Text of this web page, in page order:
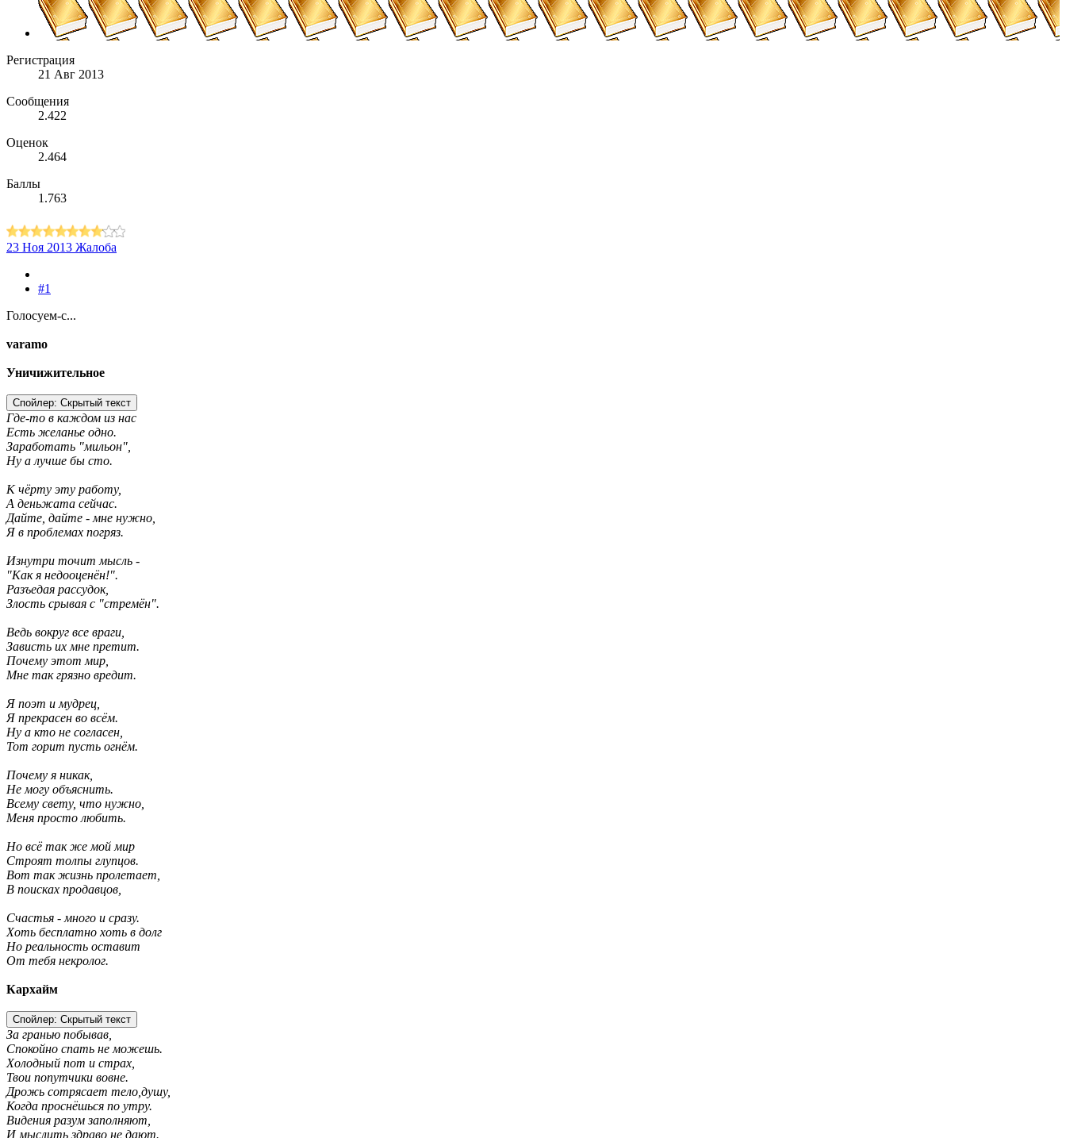
Регистрация
21 Авг 2013
Сообщения
2.422
Оценок
2.464
Баллы
1.763
23 Ноя 2013 Жалоба
#1
Голосуем-с...
varamo
Уничижительное
Спойлер: Скрытый текст
Где-то в каждом из нас
Есть желанье одно.
Заработать "мильон",
Ну а лучше бы сто.
К чёрту эту работу,
А деньжата сейчас.
Дайте, дайте - мне нужно,
Я в проблемах погряз.
Изнутри точит мысль -
"Как я недооценён!".
Разъедая рассудок,
Злость срывая с "стремён".
Ведь вокруг все враги,
Зависть их мне претит.
Почему этот мир,
Мне так грязно вредит.
Я поэт и мудрец,
Я прекрасен во всём.
Ну а кто не согласен,
Тот горит пусть огнём.
Почему я никак,
Не могу объяснить.
Всему свету, что нужно,
Меня просто любить.
Но всё так же мой мир
Строят толпы глупцов.
Вот так жизнь пролетает,
В поисках продавцов,
Счастья - много и сразу.
Хоть бесплатно хоть в долг
Но реальность оставит
От тебя некролог.
Кархайм
Спойлер: Скрытый текст
За гранью побывав,
Спокойно спать не можешь.
Холодный пот и страх,
Твои попутчики вовне.
Дрожь сотрясает тело,душу,
Когда проснёшься по утру.
Видения разум заполняют,
И мыслить здраво не дают.